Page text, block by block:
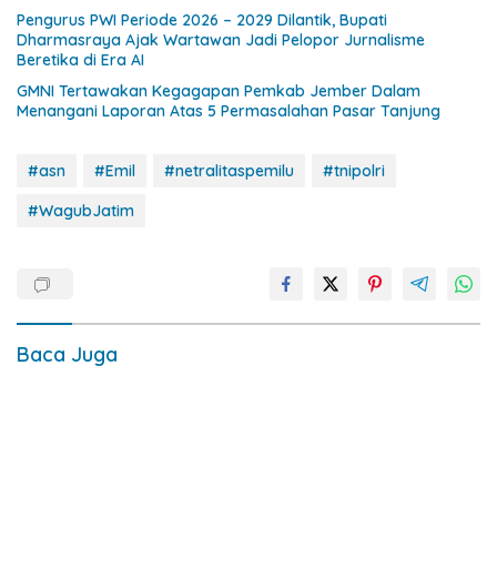
Pengurus PWI Periode 2026 – 2029 Dilantik, Bupati
Dharmasraya Ajak Wartawan Jadi Pelopor Jurnalisme
Beretika di Era AI
GMNI Tertawakan Kegagapan Pemkab Jember Dalam
Menangani Laporan Atas 5 Permasalahan Pasar Tanjung
#asn #Emil #netralitaspemilu
#tnipolri
#WagubJatim
Baca Juga